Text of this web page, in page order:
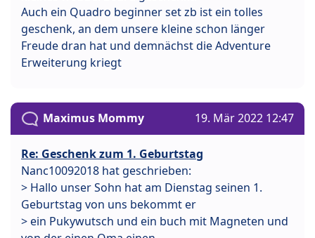
Auch ein Quadro beginner set zb ist ein tolles
geschenk, an dem unsere kleine schon länger
Freude dran hat und demnächst die Adventure
Erweiterung kriegt
Maximus Mommy 19. Mär 2022 12:47
Re: Geschenk zum 1. Geburtstag
Nanc10092018 hat geschrieben:
> Hallo unser Sohn hat am Dienstag seinen 1.
Geburtstag von uns bekommt er
> ein Pukywutsch und ein buch mit Magneten und